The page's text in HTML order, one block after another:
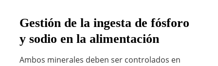
Gestión de la ingesta de fósforo
y sodio en la alimentación
Ambos minerales deben ser controlados en